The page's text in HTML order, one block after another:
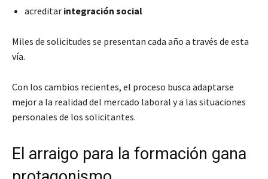
acreditar integración social
Miles de solicitudes se presentan cada año a través de esta
vía.
Con los cambios recientes, el proceso busca adaptarse
mejor a la realidad del mercado laboral y a las situaciones
personales de los solicitantes.
El arraigo para la formación gana